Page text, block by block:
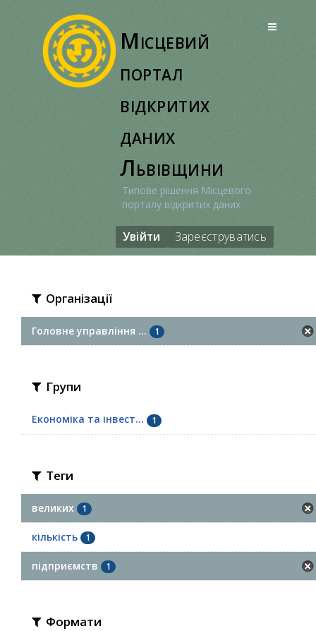
Місцевий
портал
відкритих
даних
Львівщини
Типове рішення Місцевого
порталу відкритих даних
Увійти Зареєструватись
Організації
Головне управління ... 1
Групи
Економіка та інвест... 1
Теги
великих 1
кількість 1
підприємств 1
Формати